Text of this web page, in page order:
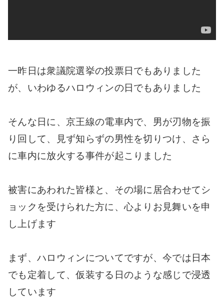
一昨日は衆議院選挙の投票日でもありました
が、いわゆるハロウィンの日でもありました
そんな日に、京王線の電車内で、男が刃物を振
り回して、見ず知らずの男性を切りつけ、さら
に車内に放火する事件が起こりました
被害にあわれた皆様と、その場に居合わせてシ
ョックを受けられた方に、心よりお見舞いを申
し上げます
まず、ハロウィンについてですが、今では日本
でも定着して、仮装する日のような感じで浸透
しています